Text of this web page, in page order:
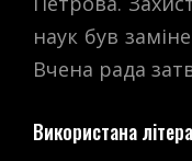
наук був
Вчена рада
Використана